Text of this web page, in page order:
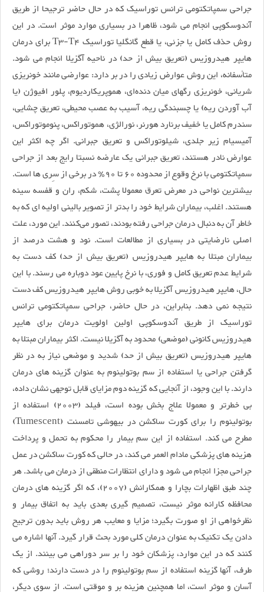
جراحی سمپاتکتومی ترانس توراسیک که در حال حاضر ترجیحا از طریق
آندوسکوپی انجام می شود، ظاهرا در بسیاری موارد موثر است. در این
روش حذف کامل یا جزئی، یا قطع گانگلیا توراسیک T3-T4 برای درمان
هایپر هیدروزیس (تعریق بیش از حد) در ناحیه آگزیلا انجام می شود.
متأسفانه، این روش عوارض زیادی را در بر دارد: عوارضی مانند خونریزی
شریانی، خونریزی رگهای میان دنده‌ای، هموپریکاردیوم، پلور افیوژن (یا
آب آوردن ریه) یا چسبندگی ریه، آسیب به عصب محیطی، تعریق چشایی،
سندرم کامل یا خفیف برنارد هورنر، نورالژی، هموتوراکس، پنوموتوراکس،
آمیسیام زیر جلدی، شیلوتوراکس و تعریق جبرانی. اگر چه اکثر این
عوارض نادر هستند، تعریق جبرانی یک عارضه نسبتا رایج بعد از جراحی
سمپاتکتومی با نرخ وقوع از محدوده 60 تا 90٪ در برخی از سِری ها است.
بیشترین نواحی در معرض تعرق معمولا پشت، شکم، ران و قفسه سینه
هستند. اغلب، بیماران شرایط خود را بدتر از تصویر بالینی اولیه ای که به
خاطر آن به دنبال درمان جراحی رفته بودند، تصور می‌کنند. این مورد، علت
اصلی نارضایتی در بسیاری از مطالعات است. نود و هشت درصد از
بیماران مبتلا به هایپر هیدروزیس (تعریق بیش از حد) کف دست به
شرایط عدم تعریق کامل و فوری، با نرخ پایین عود دوباره می رسند. با این
حال، هایپر هیدروزیس آگزیلا به خوبی روش هایپر هیدروزیس کف دست
نتیجه نمی دهد. بنابراین، در حال حاضر، جراحی سمپاتکتومی ترانس
توراسیک از طریق آندوسکوپی اولین اولویت درمان برای هایپر
هیدروزیس کانونی (موضعی) محدود به آگزیلا نیست. اکثر بیماران مبتلا به
هایپر هیدروزیس (تعریق بیش از حد) شدید و موضعی نیاز به در نظر
گرفتن جراحی یا استفاده از سم بوتولینوم به عنوان گزینه های درمان
دارند. با این وجود، از آنجایی که گزینه دوم مزایای قابل توجهی نشان داده،
بی خطرتر و معمولا علاج بخش بوده است، فیلد (2003) استفاده از
بوتولینوم را برای کورت ساکشن در بیهوشی تامسنت (Tumescent)
مطرح می کند. استفاده از این سم بیمار را محکوم به تحمل و پرداخت
هزینه های پزشکی مادام العمر می کند، در حالی که کورت ساکشن در عمل
جراحی مجزا انجام می شود و دارای انتظارات منطقی از درمان می باشد. هر
چند طبق اظهارات بچارا و همکارانش (2007)، که اگر گزینه های درمان
محافظه کارانه موثر نیست، تصمیم گیری بعدی باید به اتفاق بیمار و
نظرخواهی از او صورت بگیرد؛ مزایا و معایب هر روش باید بدون ترجیح
دادن یک تکنیک به عنوان درمان کلی مورد بحث قرار گیرد. آنها اشاره می
کنند که در این موارد، پزشکان خود را بر سر دوراهی می بینند. از یک
طرف، آنها گزینه استفاده از سم بوتولینوم را در دست دارند؛ روشی که
آسان و موثر است، اما همچنین هزینه بر و موقتی است. از سوی دیگر،